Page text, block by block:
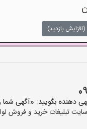
بازدید)
بگویید: «آگهی شما را در
تبلیغات خرید و فروش